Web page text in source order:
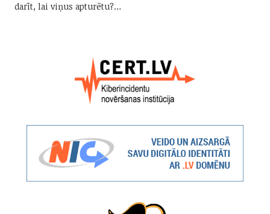
darīt, lai viņus apturētu?…